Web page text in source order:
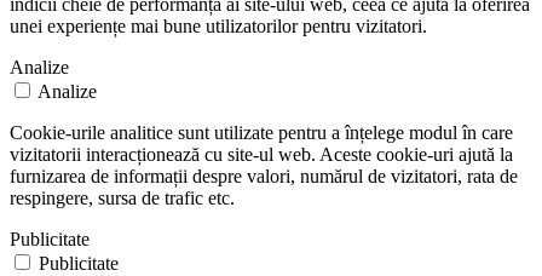
indicii cheie de performanță ai site-ului web, ceea ce ajută la oferirea
unei experiențe mai bune utilizatorilor pentru vizitatori.
Analize
Analize
Cookie-urile analitice sunt utilizate pentru a înțelege modul în care
vizitatorii interacționează cu site-ul web. Aceste cookie-uri ajută la
furnizarea de informații despre valori, numărul de vizitatori, rata de
respingere, sursa de trafic etc.
Publicitate
Publicitate